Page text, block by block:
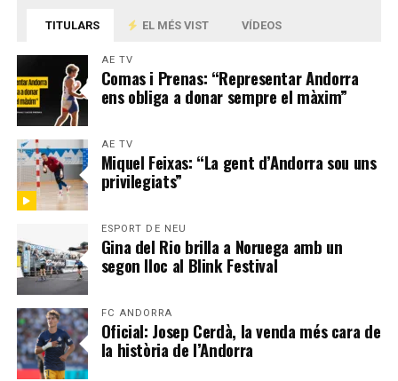
TITULARS EL MÉS VIST VÍDEOS
AE TV
Comas i Prenas: “Representar Andorra
ens obliga a donar sempre el màxim”
AE TV
Miquel Feixas: “La gent d’Andorra sou uns
privilegiats”
ESPORT DE NEU
Gina del Rio brilla a Noruega amb un
segon lloc al Blink Festival
FC ANDORRA
Oficial: Josep Cerdà, la venda més cara de
la història de l’Andorra